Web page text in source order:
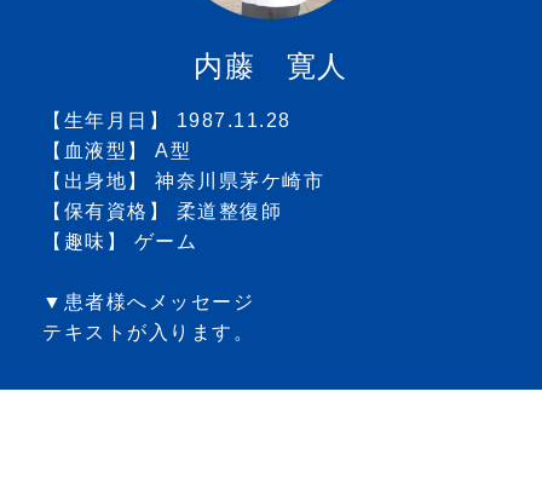
内藤 寛人
【生年月日】 1987.11.28
【血液型】 A型
【出身地】 神奈川県茅ケ崎市
【保有資格】 柔道整復師
【趣味】 ゲーム
▼患者様へメッセージ
テキストが入ります。